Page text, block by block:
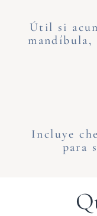
Útil si
mandíbula,
Incluye
para